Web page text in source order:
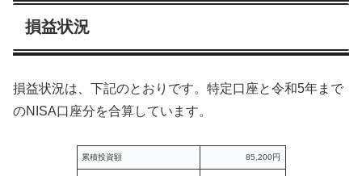
損益状況
損益状況は、下記のとおりです。特定口座と令和5年まで
のNISA口座分を合算しています。
累積投資額 85,200円